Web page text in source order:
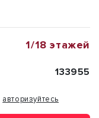
1/18 этажей
133955
авторизуйтесь